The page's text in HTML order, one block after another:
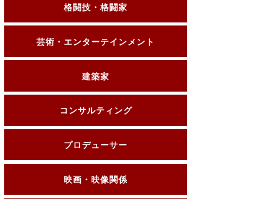
格闘技・格闘家
芸術・エンターテインメント
建築家
コンサルティング
プロデューサー
映画・映像関係